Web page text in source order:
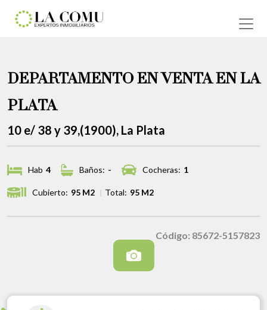
DEPARTAMENTO EN VENTA EN LA
PLATA
10 e/ 38 y 39,(1900), La Plata
Hab 4 Baños: - Cocheras: 1
Cubierto: 95 M2 Total: 95 M2
Código: 85672-5157823